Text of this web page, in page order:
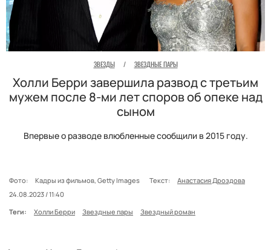
ЗВЕЗДЫ / ЗВЕЗДНЫЕ ПАРЫ
Холли Берри завершила развод с третьим
мужем после 8-ми лет споров об опеке над
сыном
Впервые о разводе влюбленные сообщили в 2015 году.
Фото: Кадры из фильмов, Getty Images Текст:
Анастасия Дроздова
24.08.2023 / 11:40
Теги:
Холли Берри Звездные пары Звездный роман